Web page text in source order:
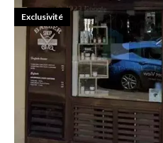
Exclusivité